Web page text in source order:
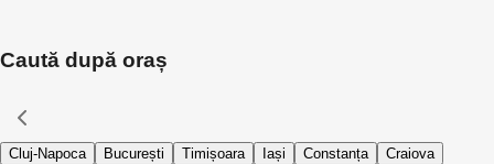
Caută după oraș
Cluj-Napoca București Timișoara Iași Constanța
Craiova